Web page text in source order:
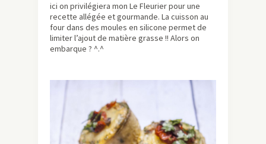
ici on privilégiera mon Le Fleurier pour une
recette allégée et gourmande. La cuisson au
four dans des moules en silicone permet de
limiter l’ajout de matière grasse !! Alors on
embarque ? ^.^